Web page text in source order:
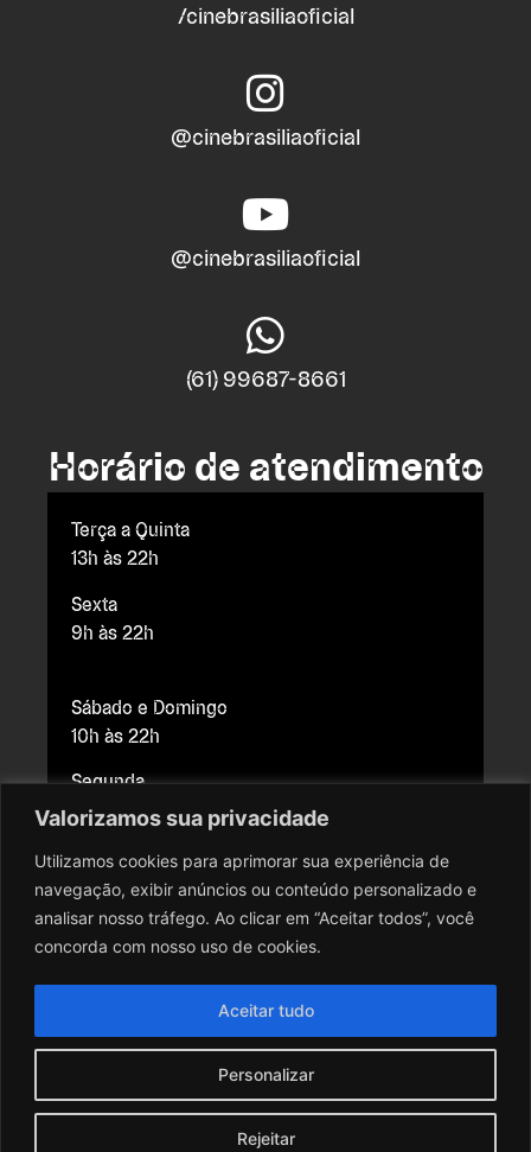
Valorizamos sua privacidade
Utilizamos cookies para aprimorar sua experiência de
navegação, exibir anúncios ou conteúdo personalizado e
analisar nosso tráfego. Ao clicar em “Aceitar todos”, você
concorda com nosso uso de cookies.
Personalizar
Rejeitar
Aceitar tudo
/cinebrasiliaoficial
@cinebrasiliaoficial
@cinebrasiliaoficial
(61) 99687-8661
Horário de atendimento
Terça a Quinta
13h às 22h
Sexta
9h às 22h
Sábado e Domingo
10h às 22h
Segunda
Fechado para manutenção
Copyright © 2026 Cine Brasília. Todos os direitos reservados.
Todo o conteúdo do site, todas as fotos, imagens, logotipos,
dress, aqui veiculados são de propriedade exclusiva do Cine
Brasília. É vedada qualquer reprodução, total ou parcial, de
qualquer elemento de identidade, sem expressa autorização. A
violação de qualquer direito mencionado implicará na
responsabilização cível e criminal nos termos da Lei.